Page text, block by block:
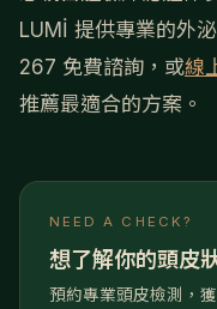
LUMİ 提供專業的外
267 免費諮詢，或線
推薦最適合的方案。
NEED A CHECK?
想了解你的頭皮
預約專業頭皮檢測，